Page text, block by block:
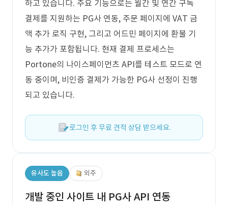
하고 있습니다. 주요 기능으로는 월간 및 연간 구독
결제를 지원하는 PG사 연동, 주문 페이지에 VAT 금
액 추가 로직 구현, 그리고 어드민 페이지에 환불 기
능 추가가 포함됩니다. 현재 결제 프로세스는
Portone의 나이스페이먼츠 API를 테스트 모드로 연
동 중이며, 비인증 결제가 가능한 PG사 선정이 진행
되고 있습니다.
로그인 후 무료 견적 상담 받으세요.
유사도 높음 외주
개발 중인 사이트 내 PG사 API 연동